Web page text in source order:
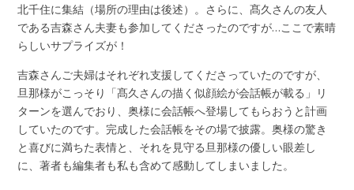
北千住に集結（場所の理由は後述）。さらに、髙久さんの友人
である吉森さん夫妻も参加してくださったのですが…ここで素晴
らしいサプライズが！
吉森さんご夫婦はそれぞれ支援してくださっていたのですが、
旦那様がこっそり「髙久さんの描く似顔絵が会話帳が載る」リ
ターンを選んでおり、奥様に会話帳へ登場してもらおうと計画
していたのです。完成した会話帳をその場で披露。奥様の驚き
と喜びに満ちた表情と、それを見守る旦那様の優しい眼差し
に、著者も編集者も私も含めて感動してしまいました。